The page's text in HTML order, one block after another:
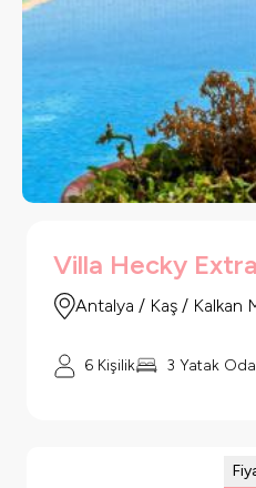
Villa Hecky Extra
Antalya / Kaş / Kalkan
6 Kişilik 3 Yatak